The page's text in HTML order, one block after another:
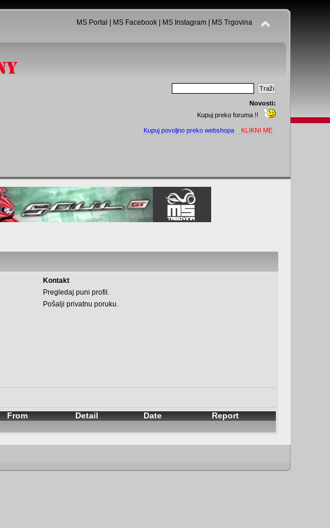
MS Portal MS Facebook| MS Instagram| MS Trgovina
Novosti:
Kupuj preko foruma !!
Kupuj povoljno preko webshopa KLIKNI ME
Kontakt
Pregledaj puni profil.
Pošalji privatnu poruku.
From Detail Date Report